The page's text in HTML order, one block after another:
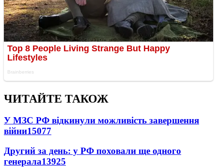
ЧИТАЙТЕ ТАКОЖ
У МЗС РФ відкинули можливість завершення
війни15077
Другий за день: у РФ поховали ще одного
генерала13925